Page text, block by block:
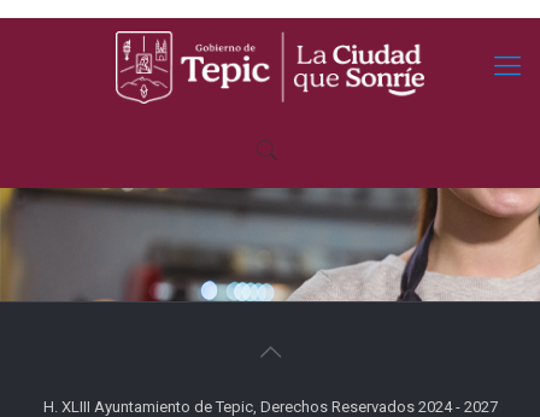
H. XLIII Ayuntamiento de Tepic, Derechos Reservados 2024 - 2027